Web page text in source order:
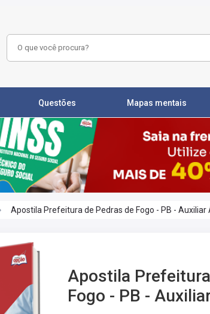
Questões Mapas mentais
Apostila Prefeitura de Pedras de Fogo - PB -
Apostila
Fogo - PB -